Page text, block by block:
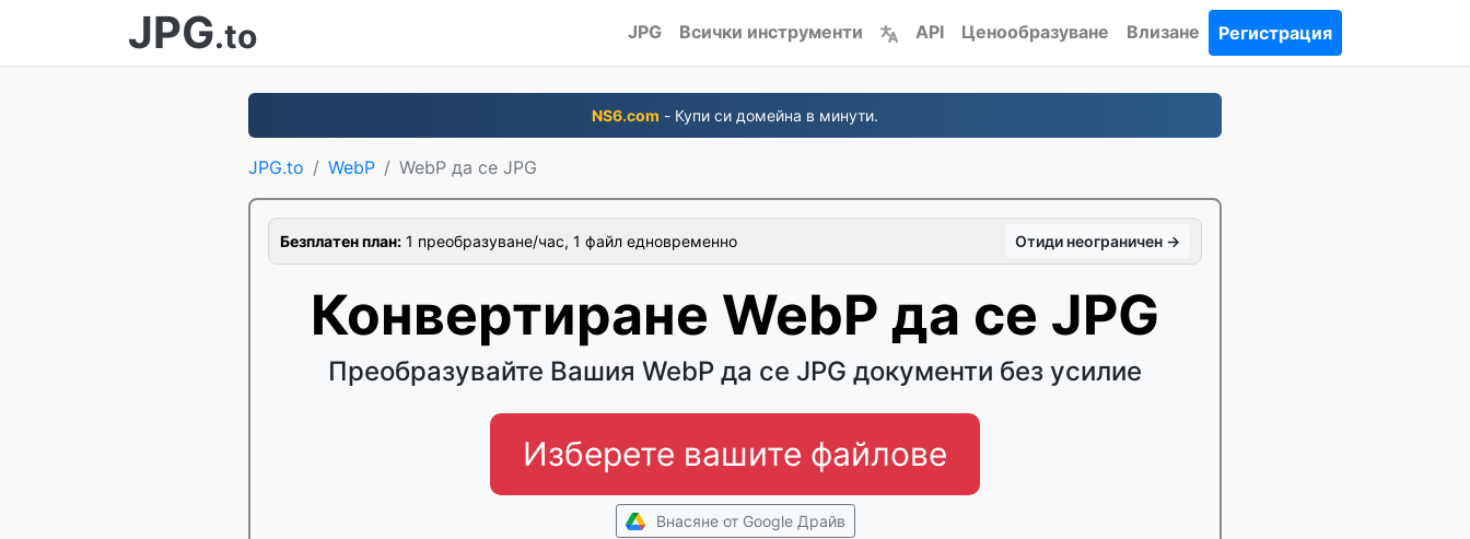
JPG.to JPG Всички инструменти API Ценообразуване Влизане Регистрация
NS6.com - Купи си домейна в минути.
JPG.to WebP WebP да се JPG
Безплатен план: 1 преобразуване/час, 1 файл едновременно Отиди неограничен →
Конвертиране WebP да се JPG
Преобразувайте Вашия WebP да се JPG документи без усилие
Изберете вашите файлове
Внасяне от Google Драйв